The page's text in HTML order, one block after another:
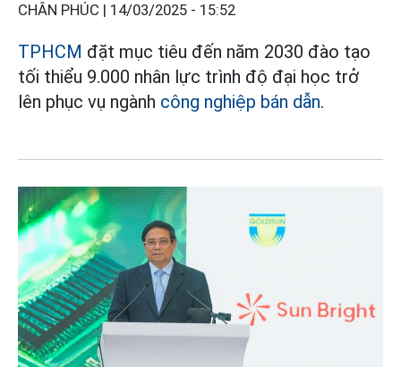
CHÂN PHÚC | 14/03/2025 - 15:52
TPHCM đặt mục tiêu đến năm 2030 đào tạo
tối thiểu 9.000 nhân lực trình độ đại học trở
lên phục vụ ngành công nghiệp bán dẫn.